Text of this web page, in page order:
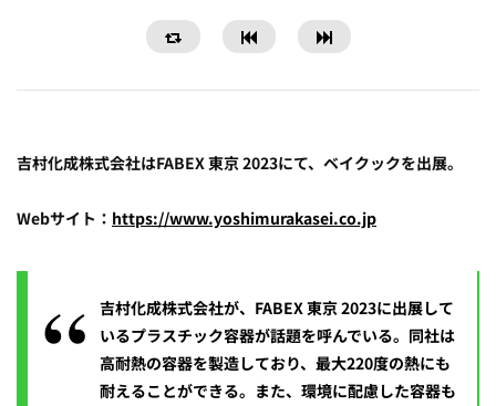
吉村化成株式会社はFABEX 東京 2023にて、ベイクックを出展。
Webサイト： https://www.yoshimurakasei.co.jp
吉村化成株式会社が、FABEX 東京 2023に出展して
いるプラスチック容器が話題を呼んでいる。同社は
高耐熱の容器を製造しており、最大220度の熱にも
耐えることができる。また、環境に配慮した容器も